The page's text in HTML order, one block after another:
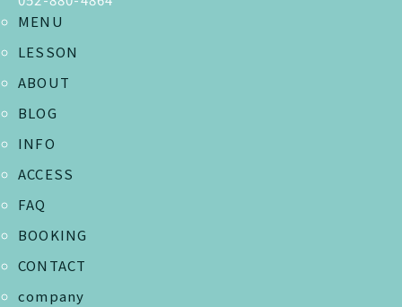
MENU
LESSON
ABOUT
BLOG
INFO
ACCESS
FAQ
BOOKING
CONTACT
company